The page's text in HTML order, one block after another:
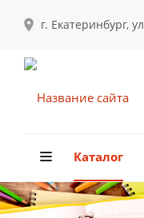
г. Екатеринбург,
Каталог